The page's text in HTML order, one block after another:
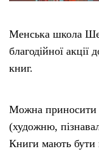
Менська школа
благодійної
книг.
Можна приносити
(художню,
Книги мають бути